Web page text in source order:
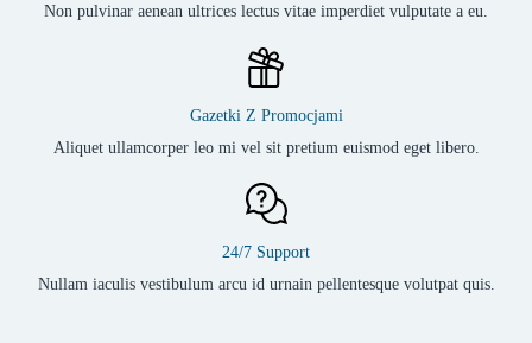
Non pulvinar aenean ultrices lectus vitae imperdiet vulputate a eu.
Gazetki Z Promocjami
Aliquet ullamcorper leo mi vel sit pretium euismod eget libero.
24/7 Support
Nullam iaculis vestibulum arcu id urnain pellentesque volutpat quis.